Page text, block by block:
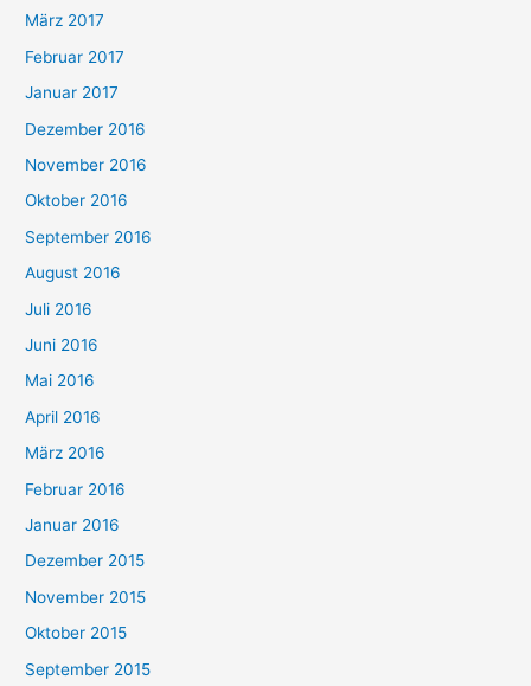
März 2017
Februar 2017
Januar 2017
Dezember 2016
November 2016
Oktober 2016
September 2016
August 2016
Juli 2016
Juni 2016
Mai 2016
April 2016
März 2016
Februar 2016
Januar 2016
Dezember 2015
November 2015
Oktober 2015
September 2015